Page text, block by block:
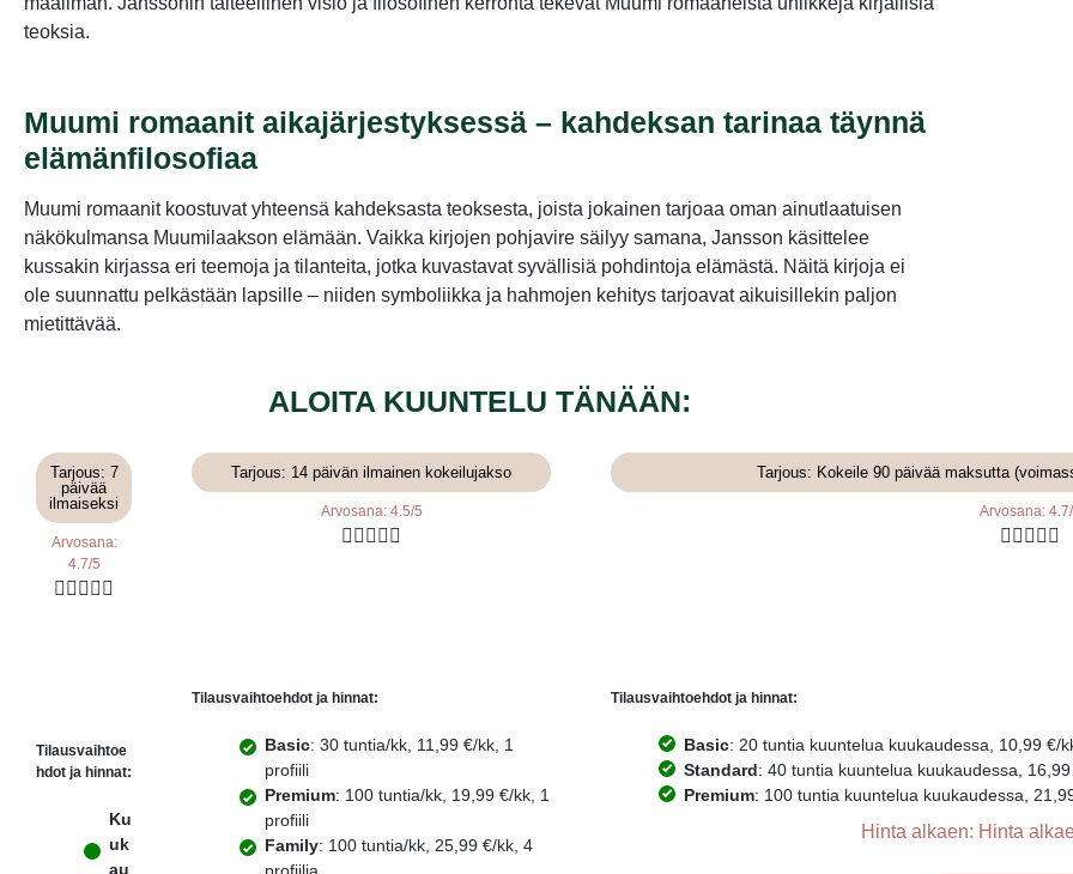
teoksia.
Muumi romaanit aikajärjestyksessä – kahdeksan tarinaa täynnä
elämänfilosofiaa
Muumi romaanit koostuvat yhteensä kahdeksasta teoksesta, joista jokainen tarjoaa oman ainutlaatuisen
näkökulmansa Muumilaakson elämään. Vaikka kirjojen pohjavire säilyy samana, Jansson käsittelee
kussakin kirjassa eri teemoja ja tilanteita, jotka kuvastavat syvällisiä pohdintoja elämästä. Näitä kirjoja ei
ole suunnattu pelkästään lapsille – niiden symboliikka ja hahmojen kehitys tarjoavat aikuisillekin paljon
mietittävää.
ALOITA KUUNTELU TÄNÄÄN:
Tarjous: 7
päivää
ilmaiseksi
Arvosana:
4.7/5
    
Tilausvaihtoe
hdot ja hinnat:
Ku
uk
au
Tarjous: 14 päivän ilmainen kokeilujakso
Arvosana: 4.5/5
    
Tilausvaihtoehdot ja hinnat:
Basic: 30 tuntia/kk, 11,99 €/kk, 1
profiili
Premium: 100 tuntia/kk, 19,99 €/kk, 1
profiili
Family: 100 tuntia/kk, 25,99 €/kk, 4
Tarjous: Kokeile 90 päivää maksutta
Arvosana:
    
Tilausvaihtoehdot ja hinnat:
Basic: 20 tuntia kuuntelua kuukaudessa, 10,99 €/
Standard: 40 tuntia kuuntelua kuukaudessa,
Premium: 100 tuntia kuuntelua kuukaudessa,
Hinta alkaen: Hinta